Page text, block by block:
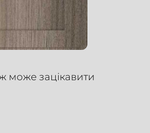
може зацікавити